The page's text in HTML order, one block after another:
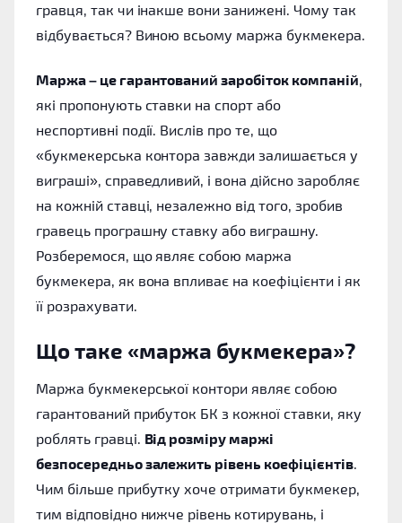
гравця, так чи інакше вони занижені. Чому так
відбувається? Виною всьому маржа букмекера.
Маржа – це гарантований заробіток компаній,
які пропонують ставки на спорт або
неспортивні події. Вислів про те, що
«букмекерська контора завжди залишається у
виграші», справедливий, і вона дійсно заробляє
на кожній ставці, незалежно від того, зробив
гравець програшну ставку або виграшну.
Розберемося, що являє собою маржа
букмекера, як вона впливає на коефіцієнти і як
її розрахувати.
Що таке «маржа букмекера»?
Маржа букмекерської контори являє собою
гарантований прибуток БК з кожної ставки, яку
роблять гравці. Від розміру маржі
безпосередньо залежить рівень коефіцієнтів.
Чим більше прибутку хоче отримати букмекер,
тим відповідно нижче рівень котирувань, і